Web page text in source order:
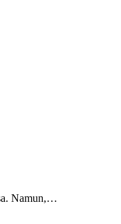
Namun,…